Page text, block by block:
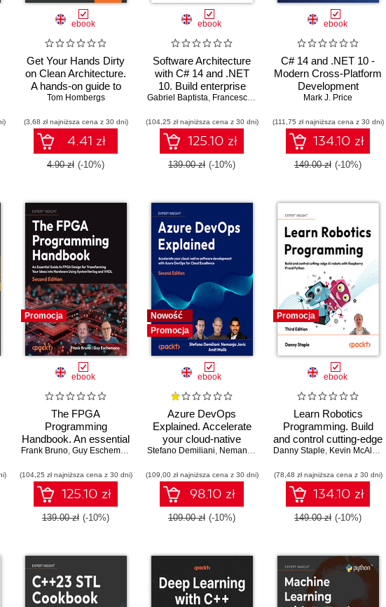
ebook
Get Your Hands Dirty
on Clean Architecture.
A hands-on guide to
creating clean web
examples in Java
Tom Hombergs
(3,68 zł najniższa cena z 30 dni)
4.41 zł
4.90 zł (-10%)
ebook
Software Architecture
with C# 14 and .NET
10. Build enterprise
applications using
DevSecOps, EF Core,
and design patterns for
Azure - Fifth Edition
Gabriel Baptista, Francesco Abbruzzese
(104,25 zł najniższa cena z 30 dni)
125.10 zł
139.00 zł (-10%)
ebook
C# 14 and .NET 10 -
Modern Cross-Platform
Development
Fundamentals. Build
services with ASP.NET
Core, Blazor, and EF
Core using Visual
Studio 2026 - Tenth
Mark J. Price
(111,75 zł najniższa cena z 30 dni)
134.10 zł
149.00 zł (-10%)
Promocja
ebook
The FPGA
Programming
Handbook. An essential
guide to FPGA design
into hardware using
SystemVerilog and
VHDL - Second Edition
Frank Bruno, Guy Eschemann
(104,25 zł najniższa cena z 30 dni)
125.10 zł
139.00 zł (-10%)
Nowość
Promocja
ebook
Azure DevOps
Explained. Accelerate
your cloud-native
software development
Cloud Excellence -
Second Edition
Stefano Demiliani, Nemanja Jovic ,Amit Malik ,Prasad Gandham
(109,00 zł najniższa cena z 30 dni)
98.10 zł
109.00 zł (-10%)
Promocja
ebook
Learn Robotics
Programming. Build
and control cutting-edge
AI robots with
Python - Third Edition
Danny Staple, Kevin McAleer
(78,48 zł najniższa cena z 30 dni)
134.10 zł
149.00 zł (-10%)